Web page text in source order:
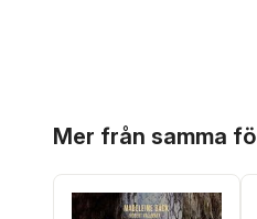
Mer från samma